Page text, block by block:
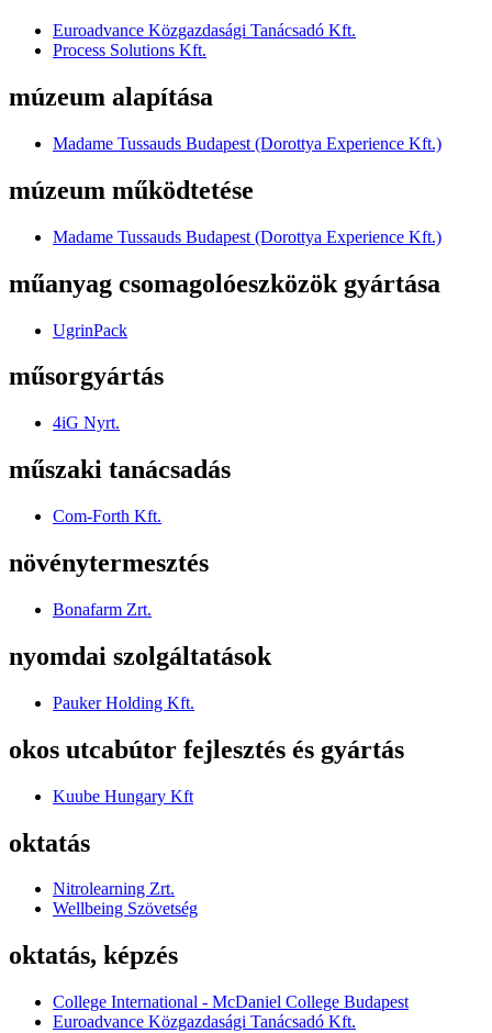
Euroadvance Közgazdasági Tanácsadó Kft.
Process Solutions Kft.
múzeum alapítása
Madame Tussauds Budapest (Dorottya Experience Kft.)
múzeum működtetése
Madame Tussauds Budapest (Dorottya Experience Kft.)
műanyag csomagolóeszközök gyártása
UgrinPack
műsorgyártás
4iG Nyrt.
műszaki tanácsadás
Com-Forth Kft.
növénytermesztés
Bonafarm Zrt.
nyomdai szolgáltatások
Pauker Holding Kft.
okos utcabútor fejlesztés és gyártás
Kuube Hungary Kft
oktatás
Nitrolearning Zrt.
Wellbeing Szövetség
oktatás, képzés
College International - McDaniel College Budapest
Euroadvance Közgazdasági Tanácsadó Kft.